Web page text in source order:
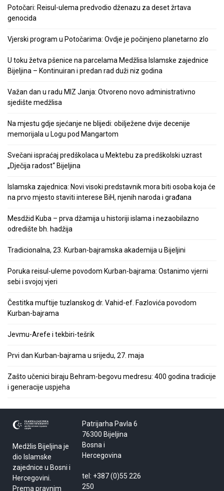
Potočari: Reisul-ulema predvodio dženazu za deset žrtava
genocida
Vjerski program u Potočarima: Ovdje je počinjeno planetarno zlo
U toku žetva pšenice na parcelama Medžlisa Islamske zajednice
Bijeljina – Kontinuiran i predan rad duži niz godina
Važan dan u radu MIZ Janja: Otvoreno novo administrativno
sjedište medžlisa
Na mjestu gdje sjećanje ne blijedi: obilježene dvije decenije
memorijala u Logu pod Mangartom
Svečani ispraćaj predškolaca u Mektebu za predškolski uzrast
„Dječija radost“ Bijeljina
Islamska zajednica: Novi visoki predstavnik mora biti osoba koja će
na prvo mjesto staviti interese BiH, njenih naroda i građana
Mesdžid Kuba – prva džamija u historiji islama i nezaobilazno
odredište bh. hadžija
Tradicionalna, 23. Kurban-bajramska akademija u Bijeljini
Poruka reisul-uleme povodom Kurban-bajrama: Ostanimo vjerni
sebi i svojoj vjeri
Čestitka muftije tuzlanskog dr. Vahid-ef. Fazlovića povodom
Kurban-bajrama
Jevmu-Arefe i tekbiri-tešrik
Prvi dan Kurban-bajrama u srijedu, 27. maja
Zašto učenici biraju Behram-begovu medresu: 400 godina tradicije
i generacije uspjeha
Medžlis Bijeljina je
dio Islamske
zajednice u Bosni i
Hercegovini.
Prema pravnim
Patrijarha Pavla 6
76300 Bijeljina
Bosna i
Hercegovina
tel: +387 (0)55 226
250